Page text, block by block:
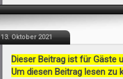
13. Oktober 2021
Dieser Beitrag ist für Gäste
Um diesen Beitrag lesen zu